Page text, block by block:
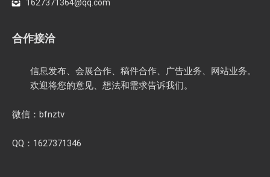
1627371364@qq.com
合作接洽
信息发布、会展合作、稿件合作、广告业务、网站业务。
欢迎将您的意见、想法和需求告诉我们。
微信：bfnztv
QQ：1627371346